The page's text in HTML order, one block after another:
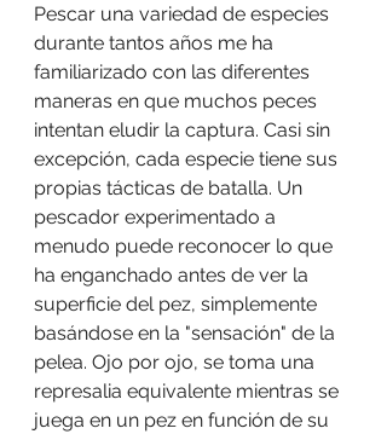
Pescar una variedad de especies
durante tantos años me ha
familiarizado con las diferentes
maneras en que muchos peces
intentan eludir la captura. Casi sin
excepción, cada especie tiene sus
propias tácticas de batalla. Un
pescador experimentado a
menudo puede reconocer lo que
ha enganchado antes de ver la
superficie del pez, simplemente
basándose en la "sensación" de la
pelea. Ojo por ojo, se toma una
represalia equivalente mientras se
juega en un pez en función de su